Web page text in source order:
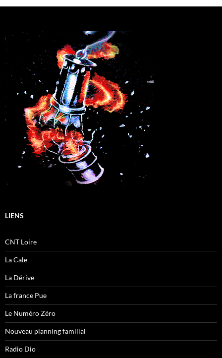
LIENS
CNT Loire
La Cale
La Dérive
La france Pue
Le Numéro Zéro
Nouveau planning familial
Radio Dio